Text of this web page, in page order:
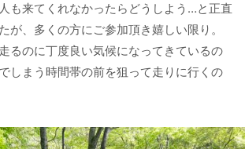
も来てくれなかったらどうしよう…と正直
が、多くの方にご参加頂き嬉しい限り。
るのに丁度良い気候になってきているの
しまう時間帯の前を狙って走りに行くの